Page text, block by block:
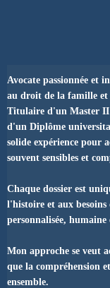
Avocate passionnée et
au droit de la famille
Titulaire d'un Master II
d'un Diplôme
solide expérience pour
souvent sensibles et
Chaque dossier est
l'histoire et aux
personnalisée, humaine
Mon approche se veut
que la compréhension
ensemble.